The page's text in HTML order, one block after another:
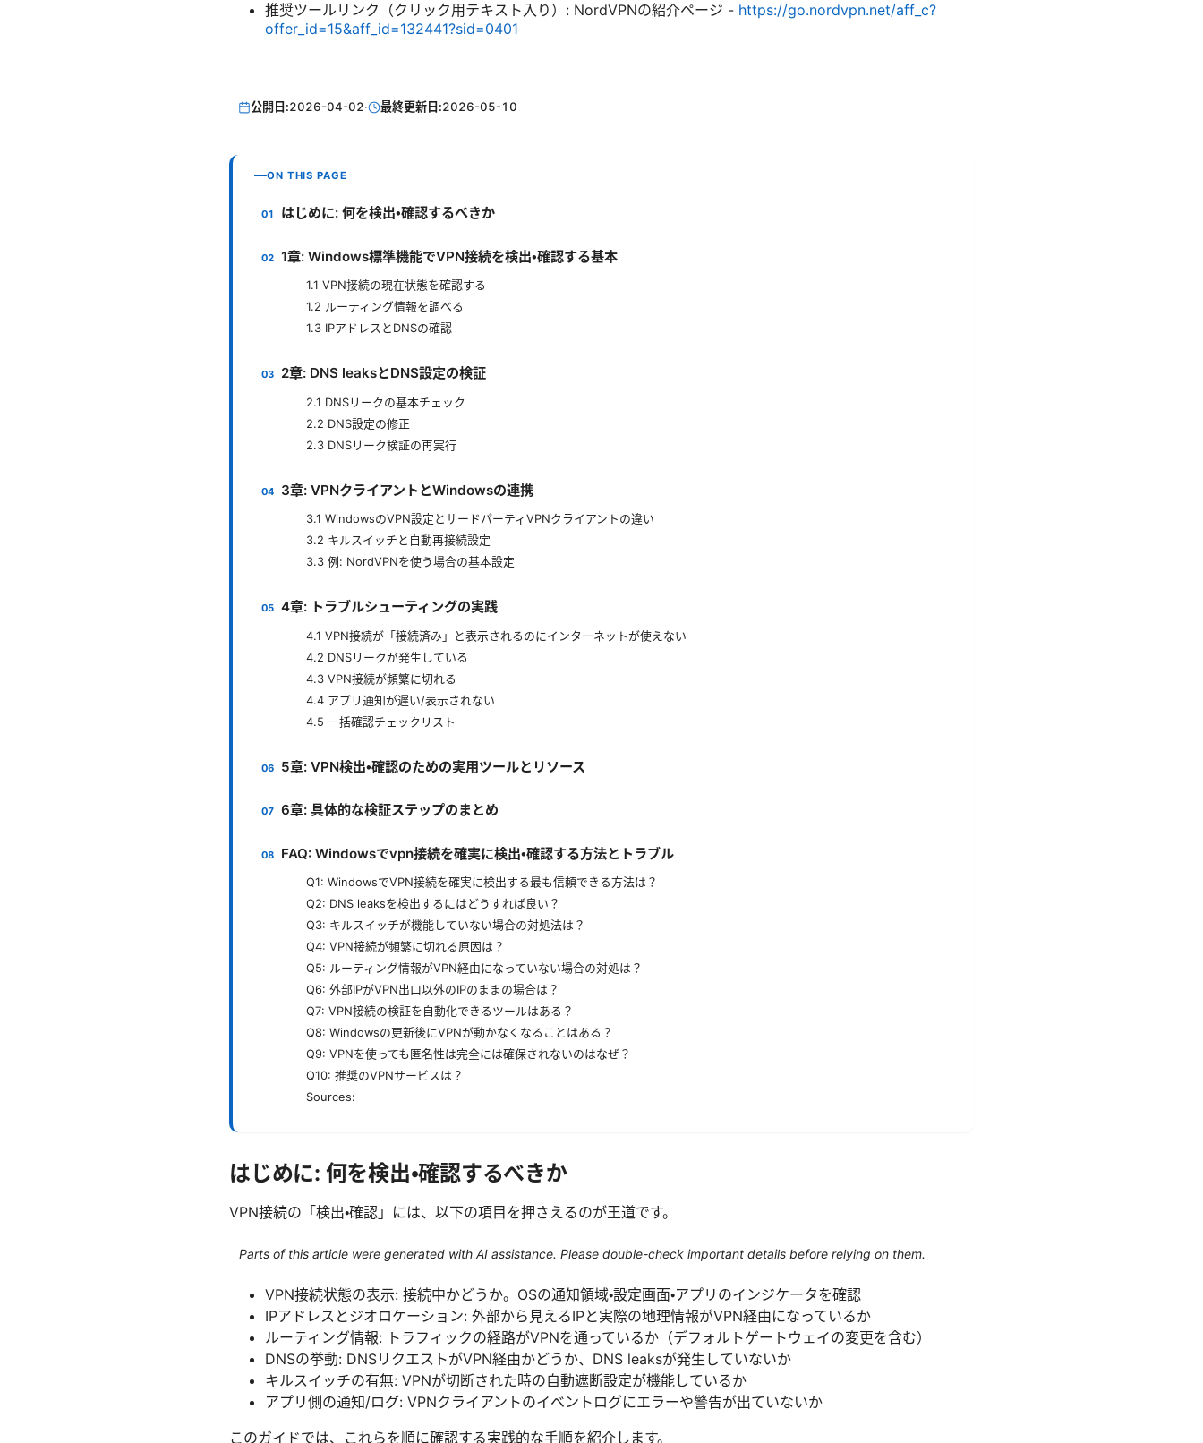
推奨ツールリンク（クリック用テキスト入り）: NordVPNの紹介ページ - https://go.nordvpn.net/aff_c?
offer_id=15&aff_id=132441?sid=0401
公開日:2026-04-02· 最終更新日:2026-05-10
ON THIS PAGE
はじめに: 何を検出・確認するべきか
1章: Windows標準機能でVPN接続を検出・確認する基本
1.1 VPN接続の現在状態を確認する
1.2 ルーティング情報を調べる
1.3 IPアドレスとDNSの確認
2章: DNS leaksとDNS設定の検証
2.1 DNSリークの基本チェック
2.2 DNS設定の修正
2.3 DNSリーク検証の再実行
3章: VPNクライアントとWindowsの連携
3.1 WindowsのVPN設定とサードパーティVPNクライアントの違い
3.2 キルスイッチと自動再接続設定
3.3 例: NordVPNを使う場合の基本設定
4章: トラブルシューティングの実践
4.1 VPN接続が「接続済み」と表示されるのにインターネットが使えない
4.2 DNSリークが発生している
4.3 VPN接続が頻繁に切れる
4.4 アプリ通知が遅い/表示されない
4.5 一括確認チェックリスト
5章: VPN検出・確認のための実用ツールとリソース
6章: 具体的な検証ステップのまとめ
FAQ: Windowsでvpn接続を確実に検出・確認する方法とトラブル
Q1: WindowsでVPN接続を確実に検出する最も信頼できる方法は？
Q2: DNS leaksを検出するにはどうすれば良い？
Q3: キルスイッチが機能していない場合の対処法は？
Q4: VPN接続が頻繁に切れる原因は？
Q5: ルーティング情報がVPN経由になっていない場合の対処は？
Q6: 外部IPがVPN出口以外のIPのままの場合は？
Q7: VPN接続の検証を自動化できるツールはある？
Q8: Windowsの更新後にVPNが動かなくなることはある？
Q9: VPNを使っても匿名性は完全には確保されないのはなぜ？
Q10: 推奨のVPNサービスは？
Sources:
はじめに: 何を検出・確認するべきか
VPN接続の「検出・確認」には、以下の項目を押さえるのが王道です。
Parts of this article were generated with AI assistance. Please double-check important details before relying on them.
VPN接続状態の表示: 接続中かどうか。OSの通知領域・設定画面・アプリのインジケータを確認
IPアドレスとジオロケーション: 外部から見えるIPと実際の地理情報がVPN経由になっているか
ルーティング情報: トラフィックの経路がVPNを通っているか（デフォルトゲートウェイの変更を含む）
DNSの挙動: DNSリクエストがVPN経由かどうか、DNS leaksが発生していないか
キルスイッチの有無: VPNが切断された時の自動遮断設定が機能しているか
アプリ側の通知/ログ: VPNクライアントのイベントログにエラーや警告が出ていないか
このガイドでは、これらを順に確認する実践的な手順を紹介します。